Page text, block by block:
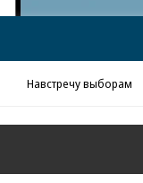
Навстречу выборам